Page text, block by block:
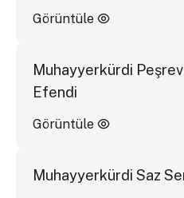
Görüntüle
Muhayyerkürdi
Efendi
Görüntüle
Muhayyerkürdi Saz